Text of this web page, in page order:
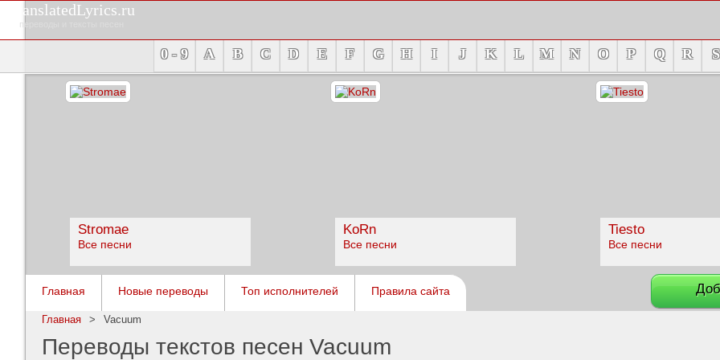
TranslatedLyrics.ru
переводы и тексты песен
0 - 9 A B C D E F G H I J K L M N O P Q R S
Stromae
Все песни
KoRn
Все песни
Tiesto
Все песни
Главная Новые переводы Топ исполнителей Правила сайта
Главная > Vacuum
Переводы текстов песен Vacuum